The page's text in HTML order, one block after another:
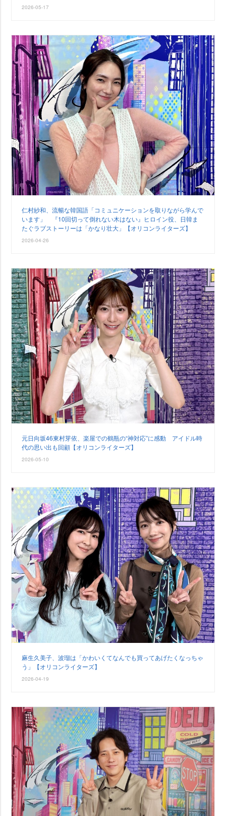
2026-05-17
仁村紗和、流暢な韓国語「コミュニケーションを取りながら学んで
います」 『10回切って倒れない木はない』ヒロイン役、日韓ま
たぐラブストーリーは「かなり壮大」【オリコンライターズ】
2026-04-26
元日向坂46東村芽依、楽屋での鶴瓶の“神対応”に感動 アイドル時
代の思い出も回顧【オリコンライターズ】
2026-05-10
麻生久美子、波瑠は「かわいくてなんでも買ってあげたくなっちゃ
う」【オリコンライターズ】
2026-04-19